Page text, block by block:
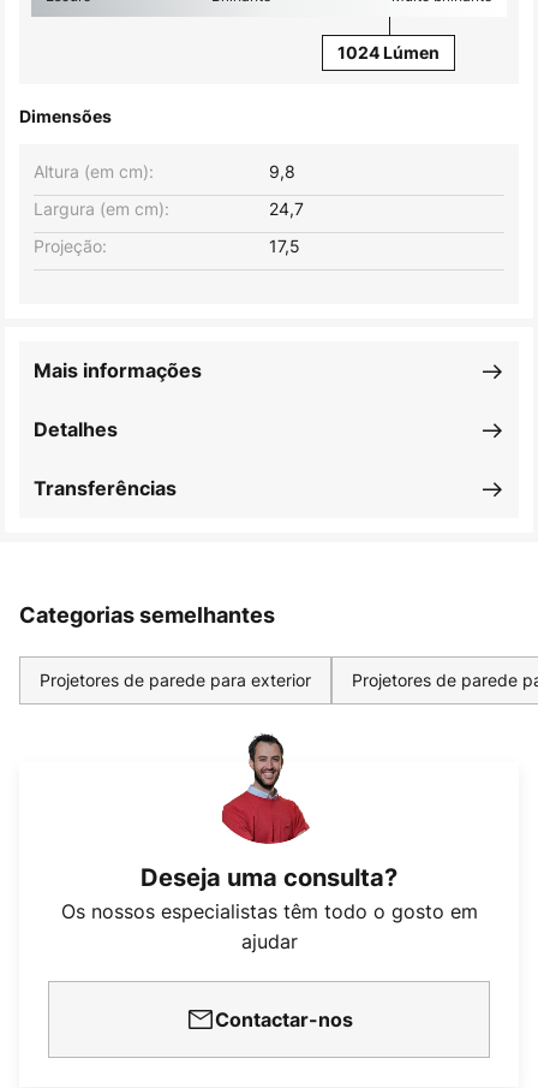
1024 Lúmen
Dimensões
Largura (em cm): 24,7
Altura (em cm): 9,8
Projeção: 17,5
Detalhes
Mais informações
Transferências
Categorias semelhantes
Projetores de parede para exterior Projetores de parede
Deseja uma consulta?
Os nossos especialistas têm todo o gosto em
ajudar
Contactar-nos